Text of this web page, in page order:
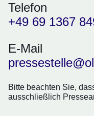
Telefon
+49 69 1367
E-Mail
Bitte beachten Sie,
ausschließlich